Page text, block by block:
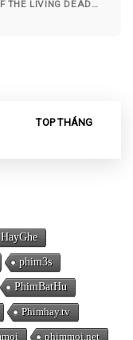
THE LIVING DEAD
TOP THÁNG
HayGhe
phim3s
PhimBatHu
Phimhay.tv
phimmoi.net